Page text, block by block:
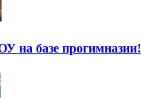
на базе прогимназии!